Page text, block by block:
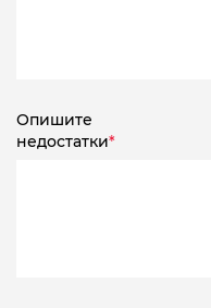
Опишите
недостатки*